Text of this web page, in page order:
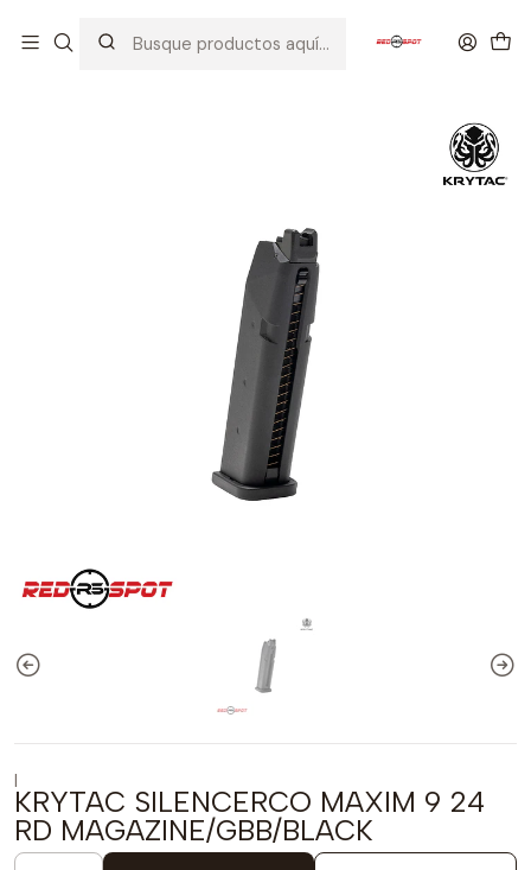
KRYTAC SILENCERCO MAXIM 9 24 RD MAGAZINE/GBB/BLACK
|
KRYTAC SILENCERCO MAXIM 9 24
RD MAGAZINE/GBB/BLACK